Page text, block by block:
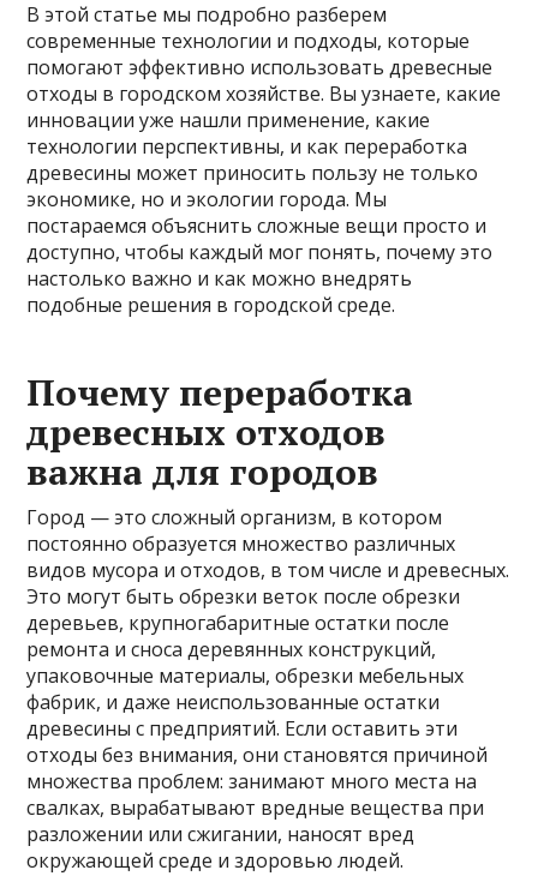
В этой статье мы подробно разберем
современные технологии и подходы, которые
помогают эффективно использовать древесные
отходы в городском хозяйстве. Вы узнаете, какие
инновации уже нашли применение, какие
технологии перспективны, и как переработка
древесины может приносить пользу не только
экономике, но и экологии города. Мы
постараемся объяснить сложные вещи просто и
доступно, чтобы каждый мог понять, почему это
настолько важно и как можно внедрять
подобные решения в городской среде.
Почему переработка
древесных отходов
важна для городов
Город — это сложный организм, в котором
постоянно образуется множество различных
видов мусора и отходов, в том числе и древесных.
Это могут быть обрезки веток после обрезки
деревьев, крупногабаритные остатки после
ремонта и сноса деревянных конструкций,
упаковочные материалы, обрезки мебельных
фабрик, и даже неиспользованные остатки
древесины с предприятий. Если оставить эти
отходы без внимания, они становятся причиной
множества проблем: занимают много места на
свалках, вырабатывают вредные вещества при
разложении или сжигании, наносят вред
окружающей среде и здоровью людей.